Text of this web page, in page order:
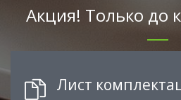
Акция! Только до
Лист